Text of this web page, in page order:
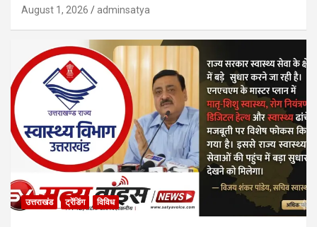
August 1, 2026 adminsatya
उत्तराखंड ट्रेंडिंग विविध